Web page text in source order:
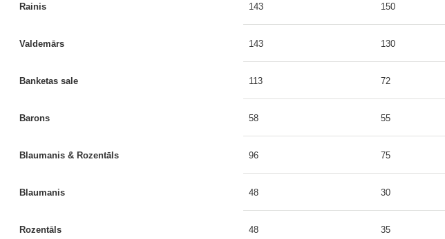
Rainis 143 150
Valdemārs 143 130
Banketas sale 113 72
Barons 58 55
Blaumanis & Rozentāls 96 75
Blaumanis 48 30
Rozentāls 48 35